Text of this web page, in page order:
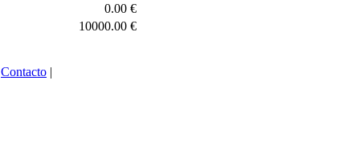
0.00 €
10000.00 €
Contacto |